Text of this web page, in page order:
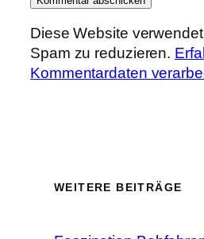
Diese Website
Spam zu reduzieren.
Kommentardaten
WEITERE BEITRÄGE